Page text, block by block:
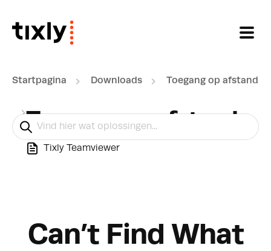
Startpagina Downloads Toegang op afstand
Toegang op afstand
Tixly Teamviewer
Can’t Find What